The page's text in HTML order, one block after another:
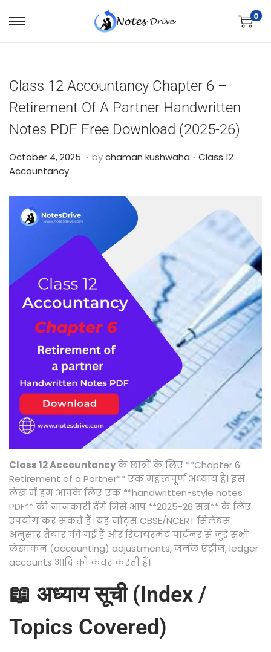
0
Class 12 Accountancy Chapter 6 –
Retirement Of A Partner Handwritten
Notes PDF Free Download (2025-26)
Posted on
October 4, 2025 O
o
r
,
2
0
2
5
. bychaman kushwaha . Posted in
Class 12
Accountancy
Class 12 Accountancyके छात्रों के लिए **Chapter 6:
Retirement of a Partner** एक महत्वपूर्ण अध्याय है। इस
लेख में हम आपके लिए एक **handwritten-style notes
PDF** की जानकारी देंगे जिसे आप **2025-26 सत्र** के लिए
उपयोग कर सकते हैं। यह नोट्स CBSE/NCERT सिलेबस
अनुसार तैयार की गई हैं और रिटायरमेंट पार्टनर से जुड़े सभी
लेखांकन (accounting) adjustments, जर्नल एंट्रीज़, ledger
accounts आदि को कवर करती हैं।
📖 अध्याय सूची (Index /
Topics Covered)